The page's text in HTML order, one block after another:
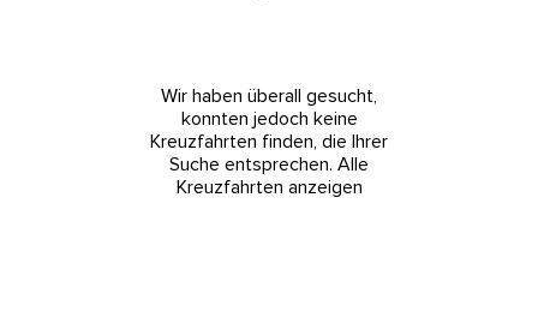
Wir haben überall gesucht,
konnten jedoch keine
Kreuzfahrten finden, die Ihrer
Suche entsprechen. Alle
Kreuzfahrten anzeigen